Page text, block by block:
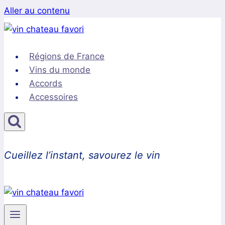
Aller au contenu
Régions de France
Vins du monde
Accords
Accessoires
Cueillez l’instant, savourez le vin